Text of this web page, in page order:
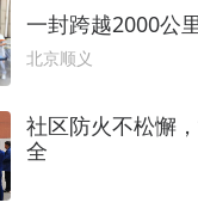
一封跨越2000公
北京顺义
社区防火不松懈
全